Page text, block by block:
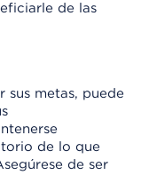
de las
sus metas, puede
de lo que
de ser